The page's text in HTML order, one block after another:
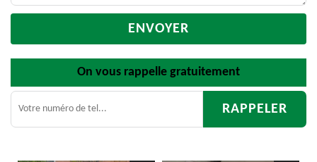
On vous rappelle gratuitement